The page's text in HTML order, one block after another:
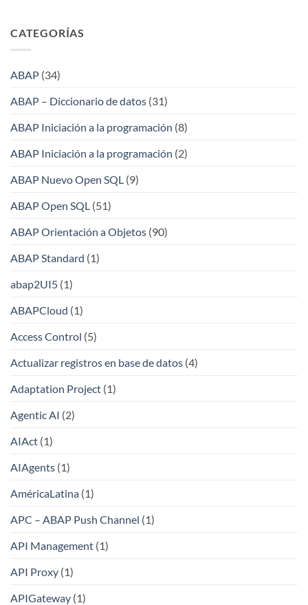
CATEGORÍAS
ABAP (34)
ABAP – Diccionario de datos (31)
ABAP Iniciación a la programación (8)
ABAP Iniciación a la programación (2)
ABAP Nuevo Open SQL (9)
ABAP Open SQL (51)
ABAP Orientación a Objetos (90)
ABAP Standard (1)
abap2UI5 (1)
ABAPCloud (1)
Access Control (5)
Actualizar registros en base de datos (4)
Adaptation Project (1)
Agentic AI (2)
AIAct (1)
AIAgents (1)
AméricaLatina (1)
APC – ABAP Push Channel (1)
API Management (1)
API Proxy (1)
APIGateway (1)